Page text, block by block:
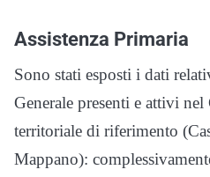
Assistenza Primaria
Sono stati esposti i dati
Generale presenti e attivi
territoriale di riferimento
Mappano):